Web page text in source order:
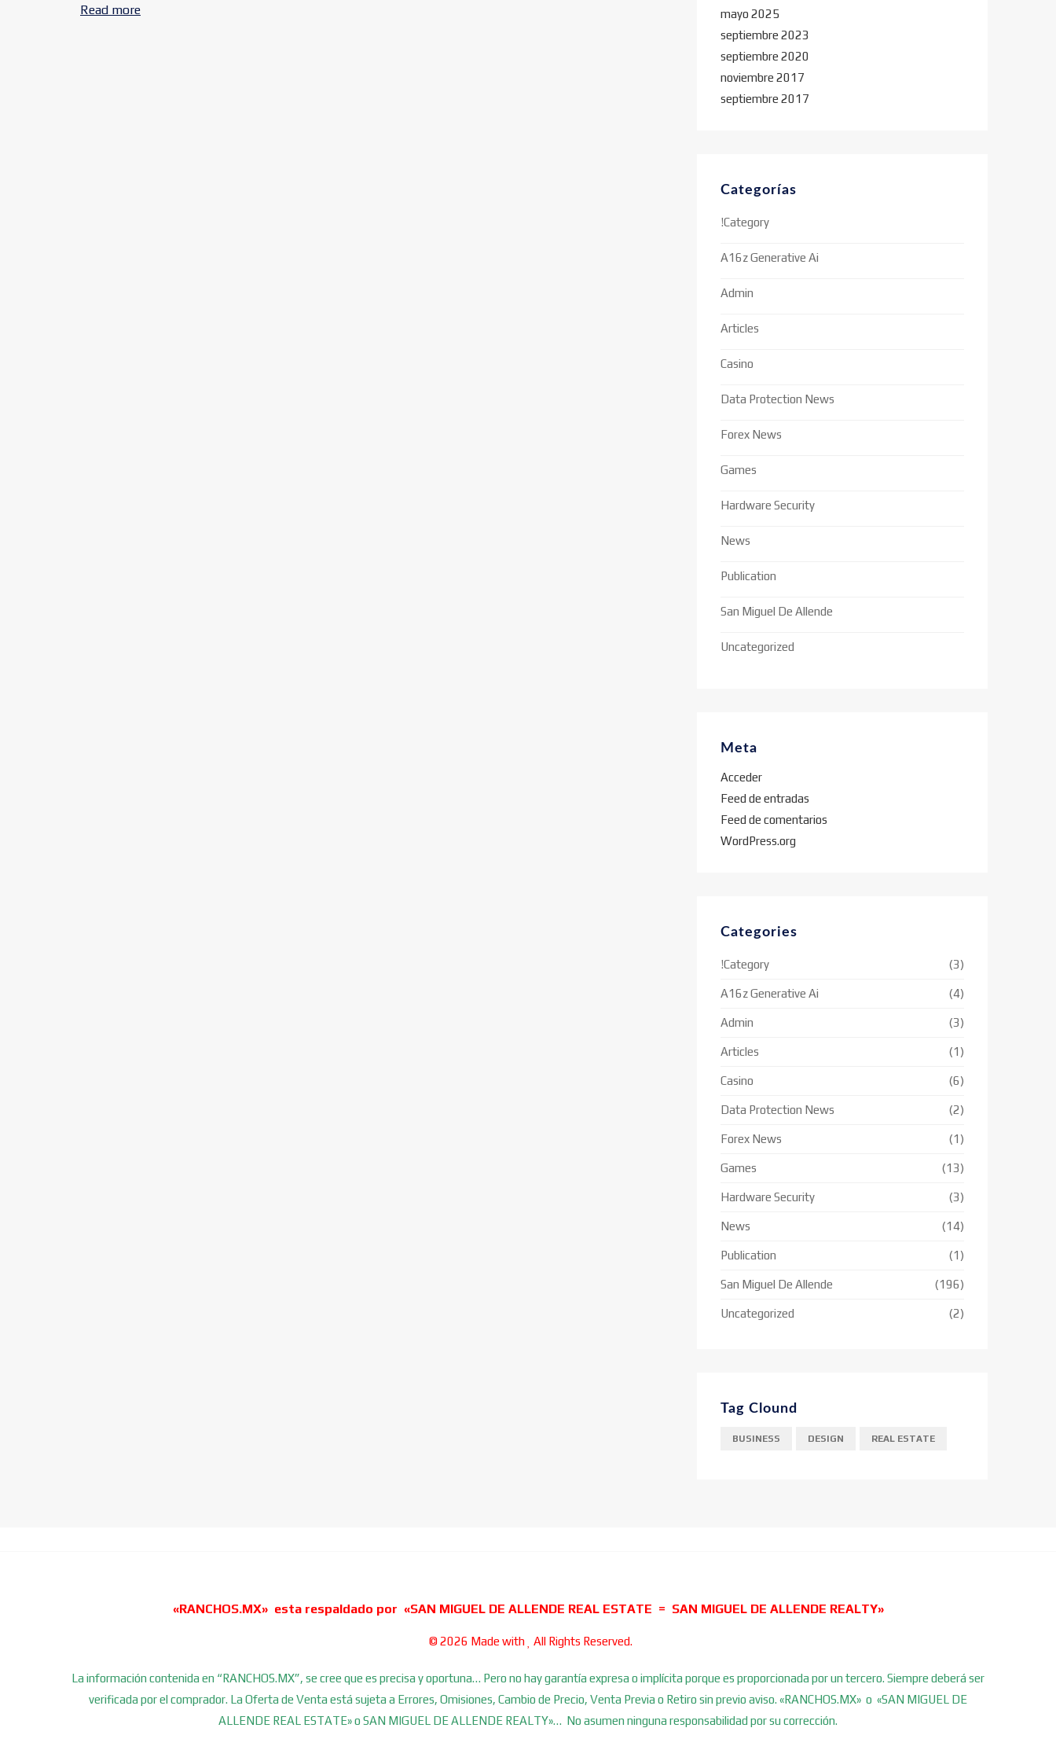
Read more
mayo 2025
septiembre 2023
septiembre 2020
noviembre 2017
septiembre 2017
Categorías
!Category
A16z Generative Ai
Admin
Articles
Casino
Data Protection News
Forex News
Games
Hardware Security
News
Publication
San Miguel De Allende
Uncategorized
Meta
Acceder
Feed de entradas
Feed de comentarios
WordPress.org
Categories
!Category (3)
A16z Generative Ai (4)
Admin (3)
Articles (1)
Casino (6)
Data Protection News (2)
Forex News (1)
Games (13)
Hardware Security (3)
News (14)
Publication (1)
San Miguel De Allende (196)
Uncategorized (2)
Tag Clound
BUSINESS DESIGN REAL ESTATE
«RANCHOS.MX» esta respaldado por «SAN MIGUEL DE ALLENDE REAL ESTATE = SAN MIGUEL DE ALLENDE REALTY»
© 2026 Made with All Rights Reserved.
La información contenida en “RANCHOS.MX”, se cree que es precisa y oportuna… Pero no hay garantía expresa o implícita porque es proporcionada por un tercero. Siempre deberá ser
verificada por el comprador. La Oferta de Venta está sujeta a Errores, Omisiones, Cambio de Precio, Venta Previa o Retiro sin previo aviso. «RANCHOS.MX» o «SAN MIGUEL DE
ALLENDE REAL ESTATE» o SAN MIGUEL DE ALLENDE REALTY»… No asumen ninguna responsabilidad por su corrección.